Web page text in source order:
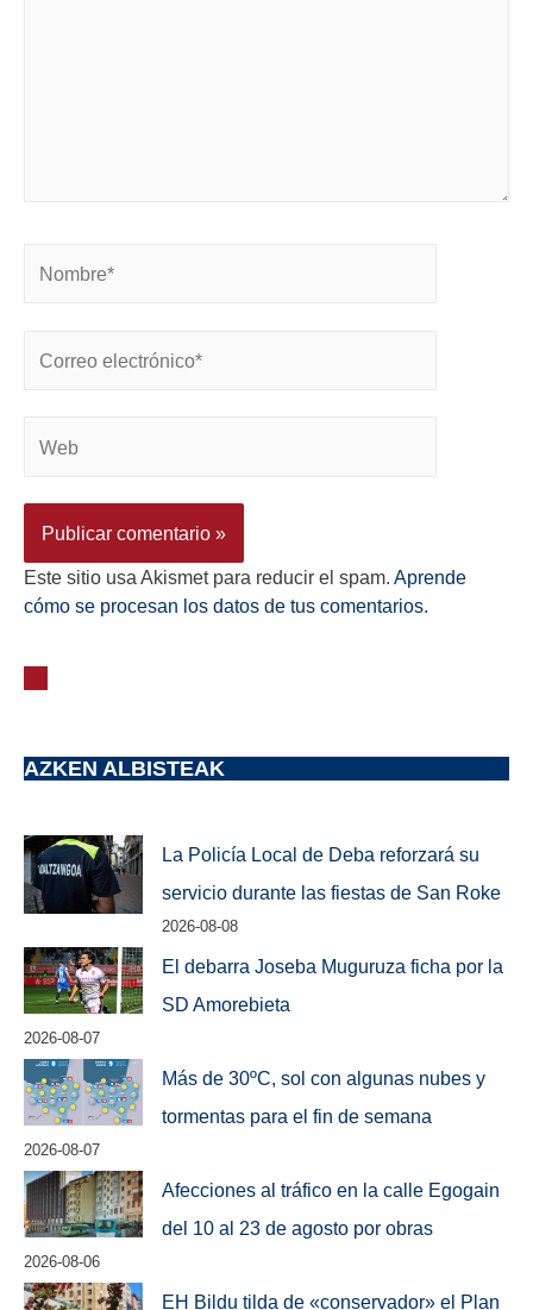
Este sitio usa Akismet para reducir el spam. Aprende
cómo se procesan los datos de tus comentarios.
AZKEN ALBISTEAK
La Policía Local de Deba reforzará su
servicio durante las fiestas de San Roke
2026-08-08
El debarra Joseba Muguruza ficha por la
SD Amorebieta
2026-08-07
Más de 30ºC, sol con algunas nubes y
tormentas para el fin de semana
2026-08-07
Afecciones al tráfico en la calle Egogain
del 10 al 23 de agosto por obras
2026-08-06
EH Bildu tilda de «conservador» el Plan